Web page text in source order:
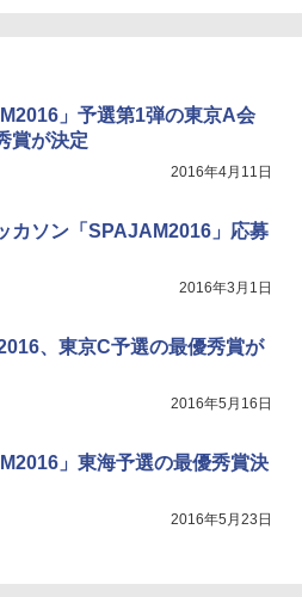
」予選第1弾の東京A会
賞が決定
2016年4月11日
カソン「SPAJAM2016」応募
2016年3月1日
、東京C予選の最優秀賞が
2016年5月16日
」東海予選の最優秀賞決
2016年5月23日